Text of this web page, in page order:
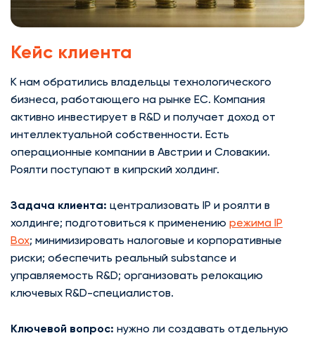
Кейс клиента
К нам обратились владельцы технологического
бизнеса, работающего на рынке ЕС. Компания
активно инвестирует в R&D и получает доход от
интеллектуальной собственности. Есть
операционные компании в Австрии и Словакии.
Роялти поступают в кипрский холдинг.
Задача клиента: централизовать IP и роялти в
холдинге; подготовиться к применению режима IP
Box; минимизировать налоговые и корпоративные
риски; обеспечить реальный substance и
управляемость R&D; организовать релокацию
ключевых R&D-специалистов.
Ключевой вопрос: нужно ли создавать отдельную